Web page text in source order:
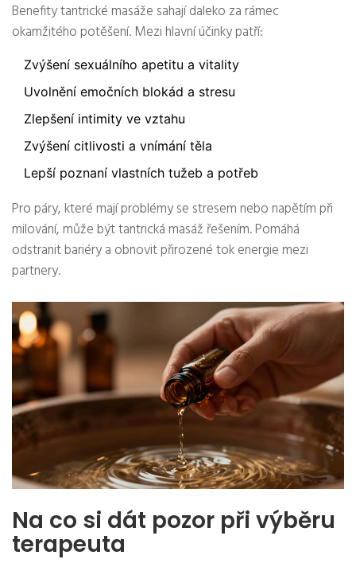
Benefity tantrické masáže sahají daleko za rámec
okamžitého potěšení. Mezi hlavní účinky patří:
Zvýšení sexuálního apetitu a vitality
Uvolnění emočních blokád a stresu
Zlepšení intimity ve vztahu
Zvýšení citlivosti a vnímání těla
Lepší poznaní vlastních tužeb a potřeb
Pro páry, které mají problémy se stresem nebo napětím při
milování, může být tantrická masáž řešením. Pomáhá
odstranit bariéry a obnovit přirozené tok energie mezi
partnery.
Na co si dát pozor při výběru
terapeuta